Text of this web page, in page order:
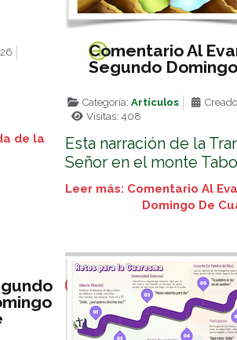
de la
Comentario Al
Segundo
Categoría: Artículos
Visitas: 408
Esta narración de la
Señor en el monte
Leer más: Comentario Al
Domingo De